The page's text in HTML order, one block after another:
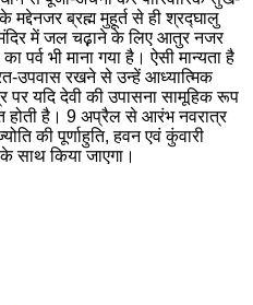
मद्देनजर ब्रह्म मुहूर्त से ही श्रद्घालु
में जल चढ़़ाने के लिए आतुर नजर
पर्व भी माना गया है। ऐसी मान्यता है
उपवास रखने से उन्हें आध्यात्मिक
पर यदि देवी की उपासना सामूहिक रूप
होती है। 9 अप्रैल से आरंभ नवरात्र
की पूर्णाहुति, हवन एवं कुंवारी
साथ किया जाएगा।